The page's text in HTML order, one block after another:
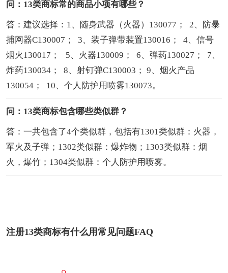
问：13类商标常的商品小项有哪些？
答：建议选择：1、随身武器（火器）130077； 2、防暴
捕网器C130007； 3、装子弹带装置130016； 4、信号
烟火130017； 5、火器130009； 6、弹药130027； 7、
炸药130034； 8、射钉弹C130003； 9、烟火产品
130054； 10、个人防护用喷雾130073。
问：13类商标包含哪些类似群？
答：一共包含了4个类似群，包括有1301类似群：火器，
军火及子弹；1302类似群：爆炸物；1303类似群：烟
火，爆竹；1304类似群：个人防护用喷雾。
注册13类商标有什么用常见问题FAQ